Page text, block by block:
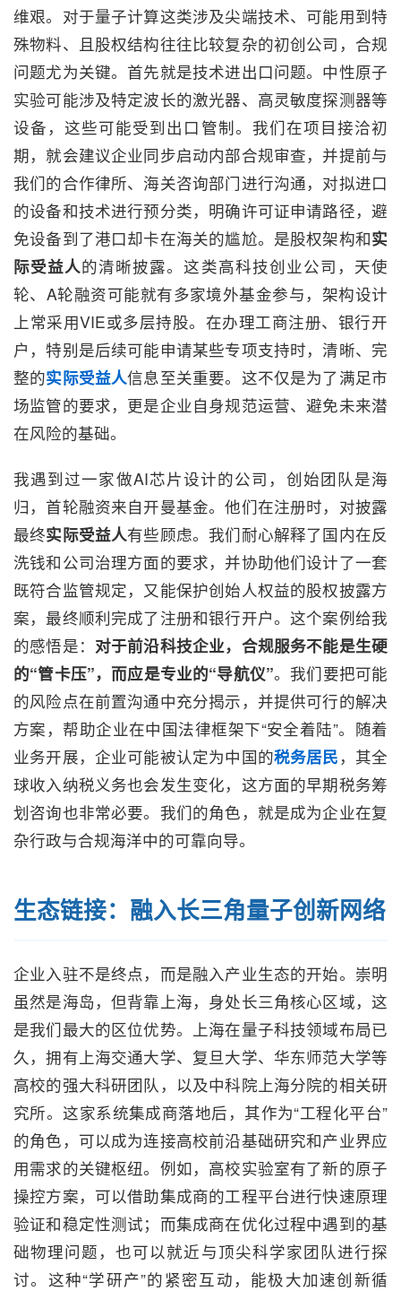
维艰。对于量子计算这类涉及尖端技术、可能用到特
殊物料、且股权结构往往比较复杂的初创公司，合规
问题尤为关键。首先就是技术进出口问题。中性原子
实验可能涉及特定波长的激光器、高灵敏度探测器等
设备，这些可能受到出口管制。我们在项目接洽初
期，就会建议企业同步启动内部合规审查，并提前与
我们的合作律所、海关咨询部门进行沟通，对拟进口
的设备和技术进行预分类，明确许可证申请路径，避
免设备到了港口却卡在海关的尴尬。是股权架构和实
际受益人的清晰披露。这类高科技创业公司，天使
轮、A轮融资可能就有多家境外基金参与，架构设计
上常采用VIE或多层持股。在办理工商注册、银行开
户，特别是后续可能申请某些专项支持时，清晰、完
整的实际受益人信息至关重要。这不仅是为了满足市
场监管的要求，更是企业自身规范运营、避免未来潜
在风险的基础。
我遇到过一家做AI芯片设计的公司，创始团队是海
归，首轮融资来自开曼基金。他们在注册时，对披露
最终实际受益人有些顾虑。我们耐心解释了国内在反
洗钱和公司治理方面的要求，并协助他们设计了一套
既符合监管规定，又能保护创始人权益的股权披露方
案，最终顺利完成了注册和银行开户。这个案例给我
的感悟是： 对于前沿科技企业，合规服务不能是生硬
的“管卡压”，而应是专业的“导航仪”。我们要把可能
的风险点在前置沟通中充分揭示，并提供可行的解决
方案，帮助企业在中国法律框架下“安全着陆”。随着
业务开展，企业可能被认定为中国的税务居民 ，其全
球收入纳税义务也会发生变化，这方面的早期税务筹
划咨询也非常必要。我们的角色，就是成为企业在复
杂行政与合规海洋中的可靠向导。
生态链接：融入长三角量子创新网络
企业入驻不是终点，而是融入产业生态的开始。崇明
虽然是海岛，但背靠上海，身处长三角核心区域，这
是我们最大的区位优势。上海在量子科技领域布局已
久，拥有上海交通大学、复旦大学、华东师范大学等
高校的强大科研团队，以及中科院上海分院的相关研
究所。这家系统集成商落地后，其作为“工程化平台”
的角色，可以成为连接高校前沿基础研究和产业界应
用需求的关键枢纽。例如，高校实验室有了新的原子
操控方案，可以借助集成商的工程平台进行快速原理
验证和稳定性测试；而集成商在优化过程中遇到的基
础物理问题，也可以就近与顶尖科学家团队进行探
讨。这种“学研产”的紧密互动，能极大加速创新循